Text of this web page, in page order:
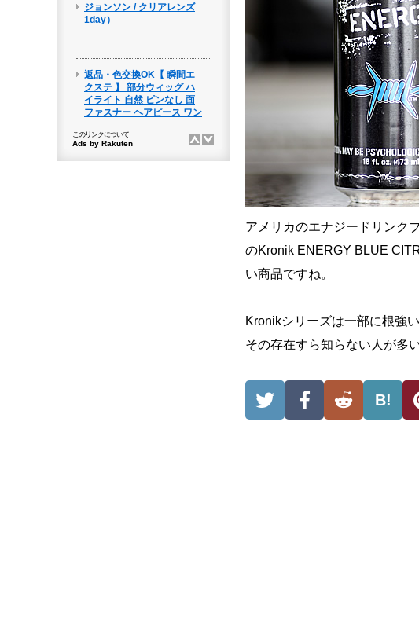
アメリカのエナジードリンク
のKronik ENERGY BLUE
い商品ですね。
Kronikシリーズは一部に根強
その存在すら知らない人が多
B!